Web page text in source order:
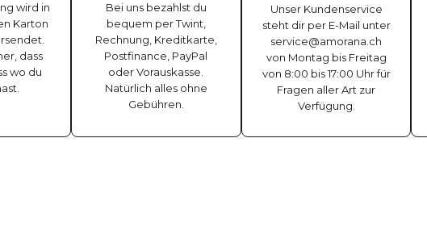
wird in
Karton
dass
wo du
Bei uns bezahlst du
bequem per Twint,
Rechnung, Kreditkarte,
Postfinance, PayPal
oder Vorauskasse.
Natürlich alles ohne
Gebühren.
Unser Kundenservice
steht dir per E-Mail unter
service@amorana.ch
von Montag bis Freitag
von 8:00 bis 17:00 Uhr für
Fragen aller Art zur
Verfügung.